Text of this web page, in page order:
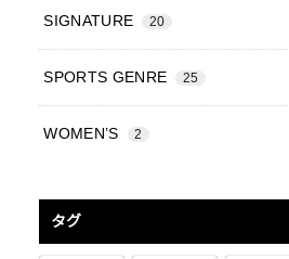
SIGNATURE 20
SPORTS GENRE 25
WOMEN’S 2
タグ